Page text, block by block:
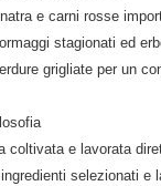
e carni rosse
stagionati ed
grigliate per un
coltivata e lavorata
selezionati e